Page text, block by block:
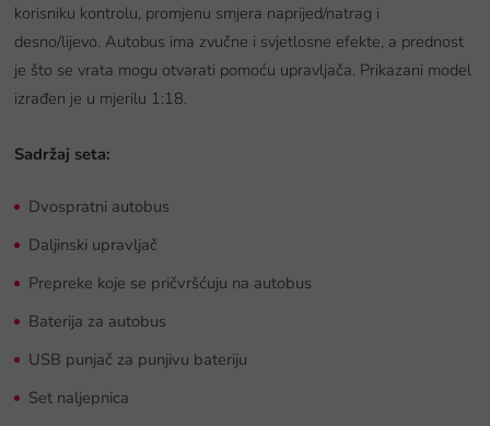
korisniku kontrolu, promjenu smjera naprijed/natrag i
desno/lijevo. Autobus ima zvučne i svjetlosne efekte, a prednost
je što se vrata mogu otvarati pomoću upravljača. Prikazani model
izrađen je u mjerilu 1:18.
Sadržaj seta:
Dvospratni autobus
Daljinski upravljač
Prepreke koje se pričvršćuju na autobus
Baterija za autobus
USB punjač za punjivu bateriju
Set naljepnica